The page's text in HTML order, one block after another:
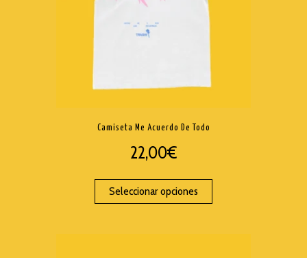
Camiseta Me Acuerdo De Todo
22,00€
Seleccionar opciones